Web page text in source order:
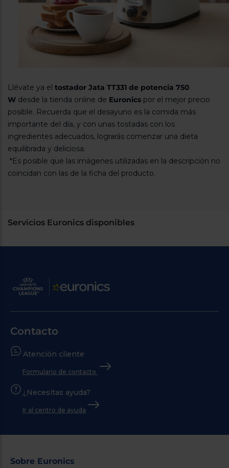
Llévate ya el tostador Jata TT331 de potencia 750
W desde la tienda online de Euronics por el mejor precio
posible. Recuerda que el desayuno es la comida más
importante del día, y con unas tostadas con los
ingredientes adecuados, lograrás comenzar una dieta
equilibrada y deliciosa.
*Es posible que las imágenes utilizadas en la descripción no
coincidan con las de la ficha del producto.
Servicios Euronics disponibles
Contacto
Atención cliente
Formulario de contacto
¿Necesitas ayuda?
Ir al centro de ayuda
Sobre Euronics